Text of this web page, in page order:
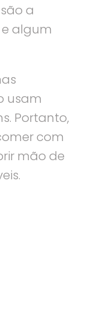
a
algum
usam
Portanto,
com
mão de